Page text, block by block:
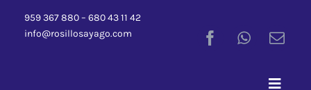
959 367 880 – 680 43 11 42
info@rosillosayago.com